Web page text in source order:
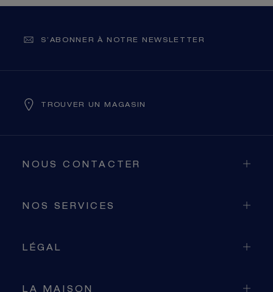
S’ABONNER À NOTRE NEWSLETTER
TROUVER UN MAGASIN
NOUS CONTACTER
NOS SERVICES
LÉGAL